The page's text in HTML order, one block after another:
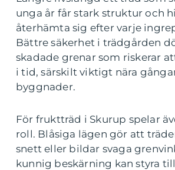
unga år får stark struktur och
återhämta sig efter varje
Bättre säkerhet i trädgården
skadade grenar som riskerar
i tid, särskilt viktigt nära
byggnader.
För fruktträd i Skurup spelar
roll. Blåsiga lägen gör att
snett eller bildar svaga
kunnig beskärning kan styra